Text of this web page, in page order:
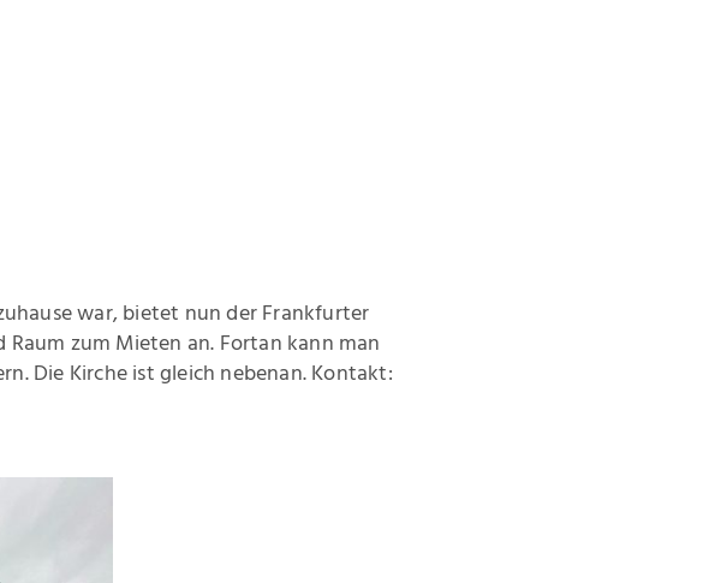
war, bietet nun der Frankfurter
zum Mieten an. Fortan kann man
Die Kirche ist gleich nebenan. Kontakt: